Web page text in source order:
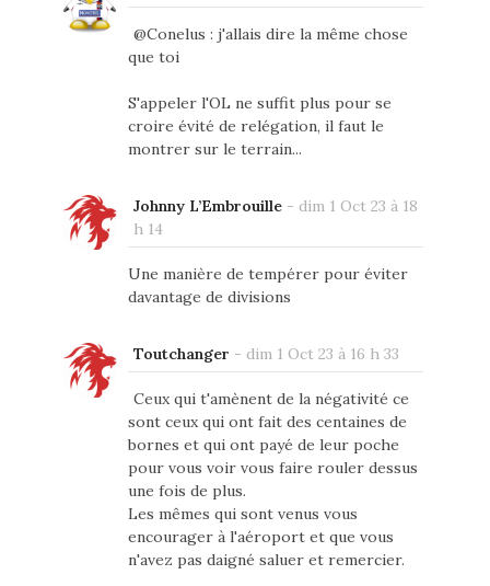
@Conelus : j'allais dire la même chose
que toi
S'appeler l'OL ne suffit plus pour se
croire évité de relégation, il faut le
montrer sur le terrain...
Johnny L’Embrouille- dim 1 Oct 23 à 18
h 14
Une manière de tempérer pour éviter
davantage de divisions
Toutchanger - dim 1 Oct 23 à 16 h 33
Ceux qui t'amènent de la négativité ce
sont ceux qui ont fait des centaines de
bornes et qui ont payé de leur poche
pour vous voir vous faire rouler dessus
une fois de plus.
Les mêmes qui sont venus vous
encourager à l'aéroport et que vous
n'avez pas daigné saluer et remercier.